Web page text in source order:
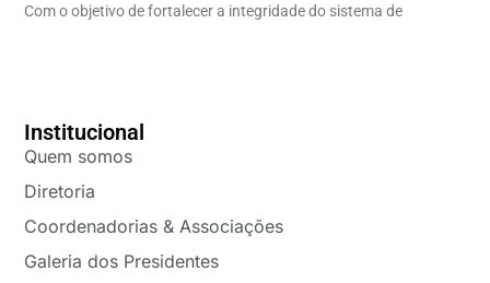
Com o objetivo de fortalecer a integridade do sistema de
Institucional
Quem somos
Diretoria
Coordenadorias & Associações
Galeria dos Presidentes